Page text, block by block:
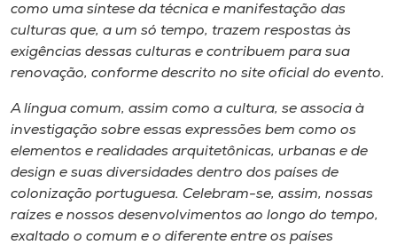
como uma síntese da técnica e manifestação das
culturas que, a um só tempo, trazem​ respostas às
exigências dessas culturas e contribu​em​ para sua
renovação, conforme descrito no site oficial do evento.
A língua comum, assim como a cultura, se associa ​à​
investigação sobre es​s​as expressões bem como os
elementos e realidades arquitetônicas, urbanas e de
design e suas diversidades dentro dos países de
colonização portuguesa. Celebram-se​,​ assim​,​ nossas
raízes e nossos desenvolvimentos ao longo do tempo,
exaltado o comum e o diferente entre os países